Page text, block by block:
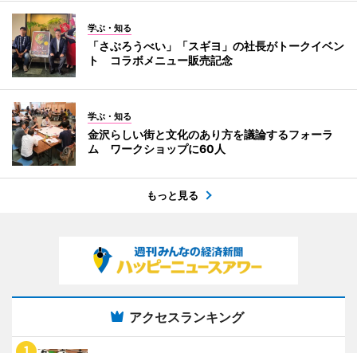
学ぶ・知る
「さぶろうべい」「スギヨ」の社長がトークイベン
ト コラボメニュー販売記念
学ぶ・知る
金沢らしい街と文化のあり方を議論するフォーラ
ム ワークショップに60人
もっと見る
アクセスランキング